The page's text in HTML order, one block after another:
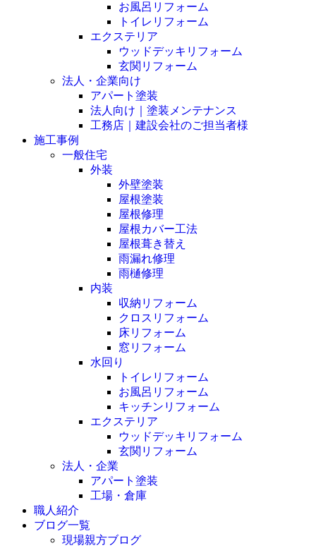
お風呂リフォーム
トイレリフォーム
エクステリア
ウッドデッキリフォーム
玄関リフォーム
法人・企業向け
アパート塗装
法人向け｜塗装メンテナンス
工務店｜建設会社のご担当者様
施工事例
一般住宅
外装
外壁塗装
屋根塗装
屋根修理
屋根カバー工法
屋根葺き替え
雨漏れ修理
雨樋修理
内装
収納リフォーム
クロスリフォーム
床リフォーム
窓リフォーム
水回り
トイレリフォーム
お風呂リフォーム
キッチンリフォーム
エクステリア
ウッドデッキリフォーム
玄関リフォーム
法人・企業
アパート塗装
工場・倉庫
職人紹介
ブログ一覧
現場親方ブログ